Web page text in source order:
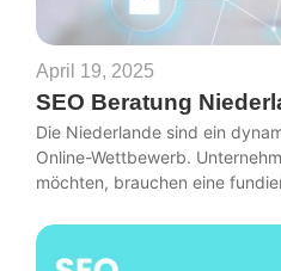
April 19, 2025
SEO Beratung
Die Niederlande sind ein
Online-Wettbewerb.
möchten, brauchen eine